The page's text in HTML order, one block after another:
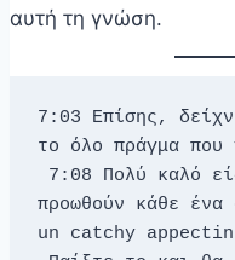
αυτή τη γνώση.
7:03 Επίσης,
το όλο πράγμα που
προωθούν κάθε ένα
un catchy